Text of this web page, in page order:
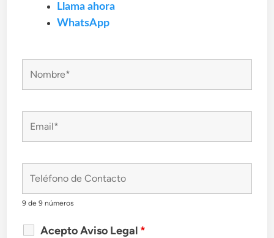
Llama ahora
WhatsApp
9 de 9 números
Acepto Aviso Legal *